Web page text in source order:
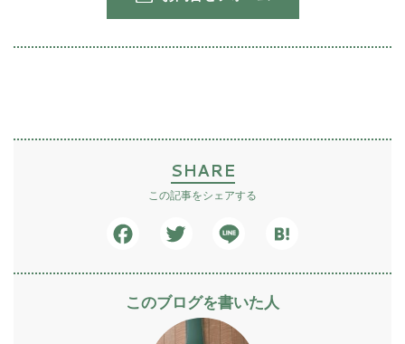
SHARE
この記事をシェアする
このブログを書いた人